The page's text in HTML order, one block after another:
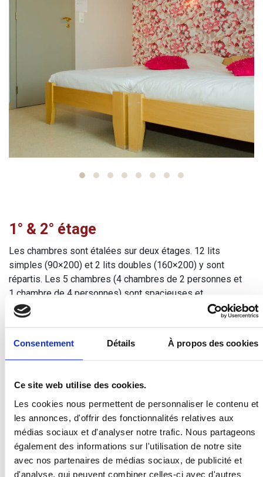
Consentement Détails À propos des cookies
Ce site web utilise des cookies.
Les cookies nous permettent de personnaliser le contenu et
les annonces, d'offrir des fonctionnalités relatives aux
médias sociaux et d'analyser notre trafic. Nous partageons
également des informations sur l'utilisation de notre site
avec nos partenaires de médias sociaux, de publicité et
d'analyse, qui peuvent combiner celles-ci avec d'autres
1° & 2° étage
Les chambres sont étalées sur deux étages. 12 lits
simples (90×200) et 2 lits doubles (160×200) y sont
répartis. Les 5 chambres (4 chambres de 2 personnes et
1 chambre de 4 personnes) sont spacieuses et
disposent chacune de leur propre salle de douche ou de
bain. Le coin mezzanine présente quant à lui 4
Les couettes et les oreillers sont fournis sur place pour
votre séjour en toute tranquillité.
Les draps de lit ainsi que les serviettes de bainne sont
pas fournis.
Il y a également 2 WC ainsi que 3 lits bébé et 2
baignoires pour bébé.